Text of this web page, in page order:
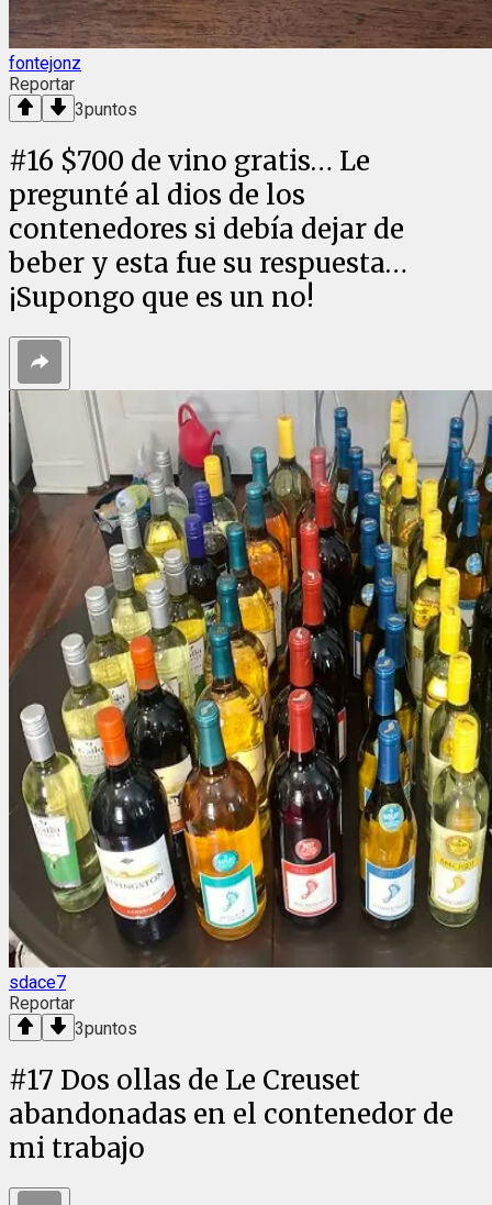
fontejonz
Reportar
3puntos
#16 $700 de vino gratis… Le
pregunté al dios de los
contenedores si debía dejar de
beber y esta fue su respuesta…
¡Supongo que es un no!
sdace7
Reportar
3puntos
#17 Dos ollas de Le Creuset
abandonadas en el contenedor de
mi trabajo